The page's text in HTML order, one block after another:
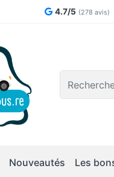
4.7/5 (278 avis)
Nouveautés Les